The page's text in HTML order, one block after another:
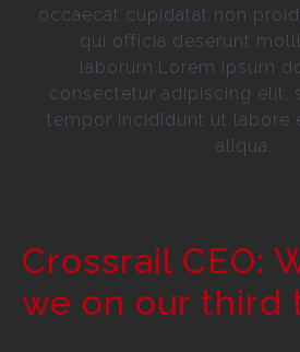
occaecat cupidatat non
qui officia deserunt
laborum.Lorem ipsum
consectetur adipiscing elit,
tempor incididunt ut labore
aliqua.
Crossrail CEO:
we on our third